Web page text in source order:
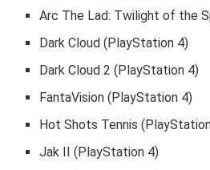
Arc The Lad: Twilight of the
Dark Cloud (PlayStation 4)
Dark Cloud 2 (PlayStation 4)
FantaVision (PlayStation 4)
Hot Shots Tennis
Jak II (PlayStation 4)